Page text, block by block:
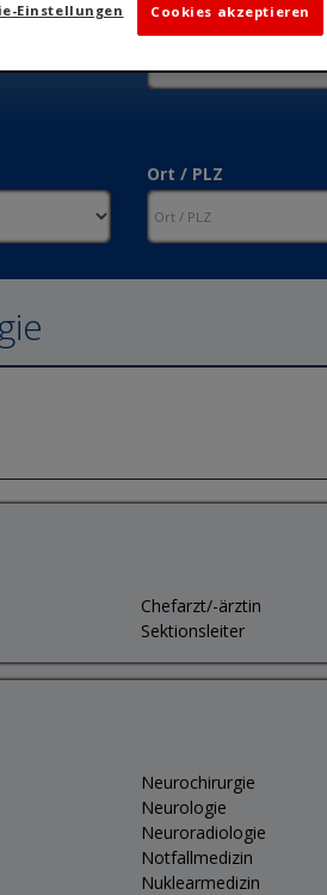
Ort / PLZ
Chefarzt/-ärztin
Sektionsleiter
Neurochirurgie
Neurologie
Neuroradiologie
Notfallmedizin
Nuklearmedizin
Cookies akzeptieren
Einstellungen